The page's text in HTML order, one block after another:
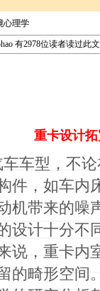
心理学
有2978位读者读过此
重卡设计
车型，不
件，如车内
机带来的噪
设计十分不
说，重卡内
的畸形空间